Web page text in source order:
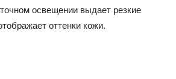
освещении выдает резкие
оттенки кожи.